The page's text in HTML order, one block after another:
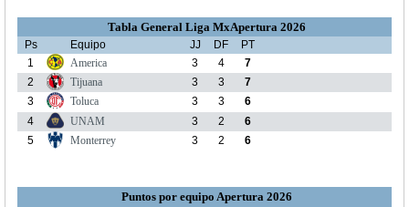
Tabla General Liga MxApertura 2026
Ps Equipo JJ DF
PT
1
America 3 4
7
2
Tijuana 3 3
7
3
Toluca 3 3
6
4
UNAM 3 2
6
5
Monterrey 3 2 6
Puntos por equipo Apertura 2026